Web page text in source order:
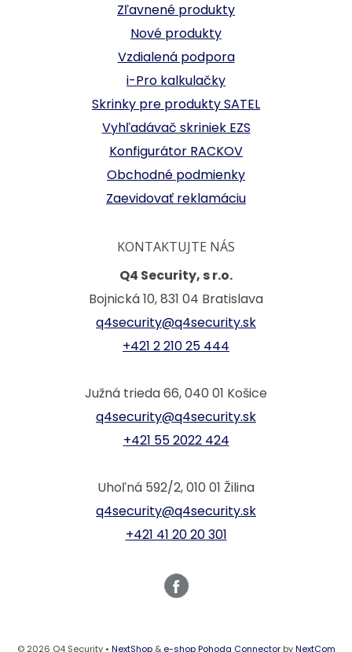
Zľavnené produkty
Nové produkty
Vzdialená podpora
i-Pro kalkulačky
Skrinky pre produkty SATEL
Vyhľadávač skriniek EZS
Konfigurátor RACKOV
Obchodné podmienky
Zaevidovať reklamáciu
KONTAKTUJTE NÁS
Q4 Security, s r.o.
Bojnická 10, 831 04 Bratislava
q4security@q4security.sk
+421 2 210 25 444
Južná trieda 66, 040 01 Košice
q4security@q4security.sk
+421 55 2022 424
Uhoľná 592/2, 010 01 Žilina
q4security@q4security.sk
+421 41 20 20 301
© 2026 Q4 Security • NextShop& e-shop Pohoda ConnectorbyNextCom